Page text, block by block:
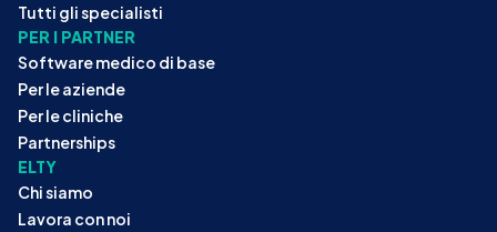
Tutti gli specialisti
PER I PARTNER
Software medico di base
Per le aziende
Per le cliniche
Partnerships
ELTY
Chi siamo
Lavora con noi